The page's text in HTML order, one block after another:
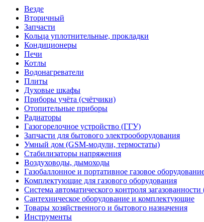
Везде
Вторичный
Запчасти
Кольца уплотнительные, прокладки
Кондиционеры
Печи
Котлы
Водонагреватели
Плиты
Духовые шкафы
Приборы учёта (счётчики)
Отопительные приборы
Радиаторы
Газогорелочное устройство (ГГУ)
Запчасти для бытового электрооборудования
Умный дом (GSM-модули, термостаты)
Cтабилизаторы напряжения
Воздуховоды, дымоходы
Газобаллонное и портативное газовое
Комплектующие для газового оборудования
Система автоматического контроля
Сантехническое оборудование и комплектующие
Товары хозяйственного и бытового назначения
Инструменты